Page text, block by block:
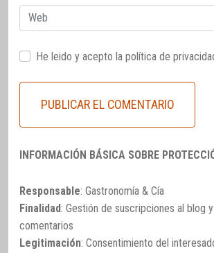
Web
He leido y acepto la política de
INFORMACIÓN BÁSICA SOBRE
Responsable: Gastronomía & Cía
Finalidad: Gestión de suscripciones al blog
comentarios
Legitimación: Consentimiento del